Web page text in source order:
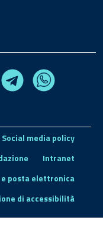
TelegramWhatsapp
Social media policy
Intranet
posta elettronica
di accessibilità